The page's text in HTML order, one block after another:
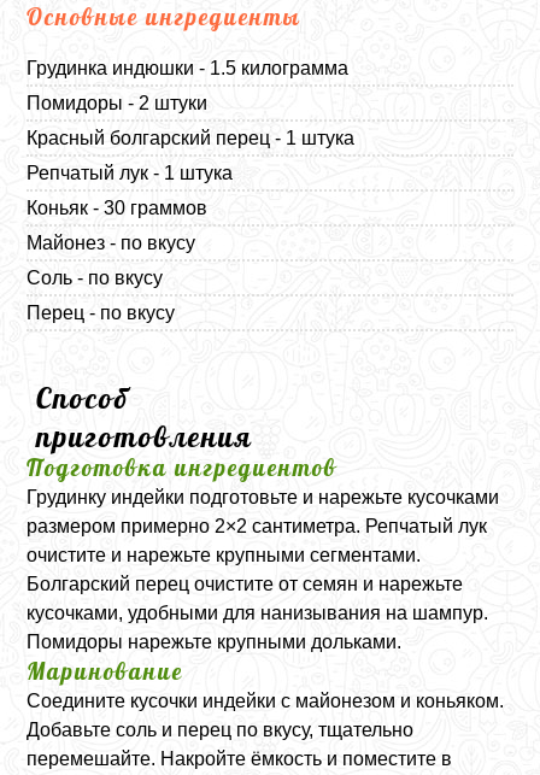
Основные ингредиенты
Грудинка индюшки - 1.5 килограмма
Помидоры - 2 штуки
Красный болгарский перец - 1 штука
Репчатый лук - 1 штука
Коньяк - 30 граммов
Майонез - по вкусу
Соль - по вкусу
Перец - по вкусу
Способ
приготовления
Подготовка ингредиентов
Грудинку индейки подготовьте и нарежьте кусочками
размером примерно 2×2 сантиметра. Репчатый лук
очистите и нарежьте крупными сегментами.
Болгарский перец очистите от семян и нарежьте
кусочками, удобными для нанизывания на шампур.
Помидоры нарежьте крупными дольками.
Маринование
Соедините кусочки индейки с майонезом и коньяком.
Добавьте соль и перец по вкусу, тщательно
перемешайте. Накройте ёмкость и поместите в